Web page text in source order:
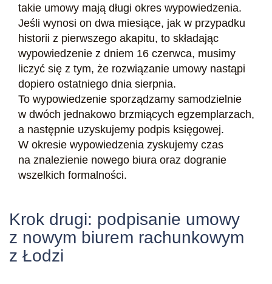
takie umowy mają długi okres wypowiedzenia.
Jeśli wynosi on dwa miesiące, jak w przypadku
historii z pierwszego akapitu, to składając
wypowiedzenie z dniem 16 czerwca, musimy
liczyć się z tym, że rozwiązanie umowy nastąpi
dopiero ostatniego dnia sierpnia.
To wypowiedzenie sporządzamy samodzielnie
w dwóch jednakowo brzmiących egzemplarzach,
a następnie uzyskujemy podpis księgowej.
W okresie wypowiedzenia zyskujemy czas
na znalezienie nowego biura oraz dogranie
wszelkich formalności.
Krok drugi: podpisanie umowy
z nowym biurem rachunkowym
z Łodzi